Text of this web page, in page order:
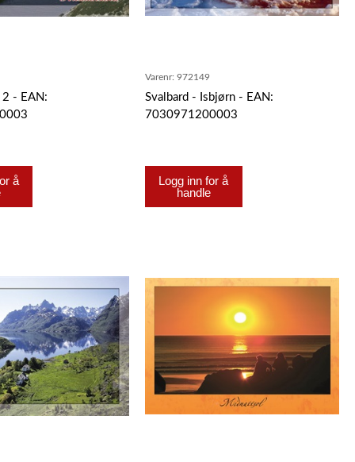
2 - EAN:
å
Varenr: 972149
Svalbard - Isbjørn - EAN:
7030971200003
Logg inn for å
handle